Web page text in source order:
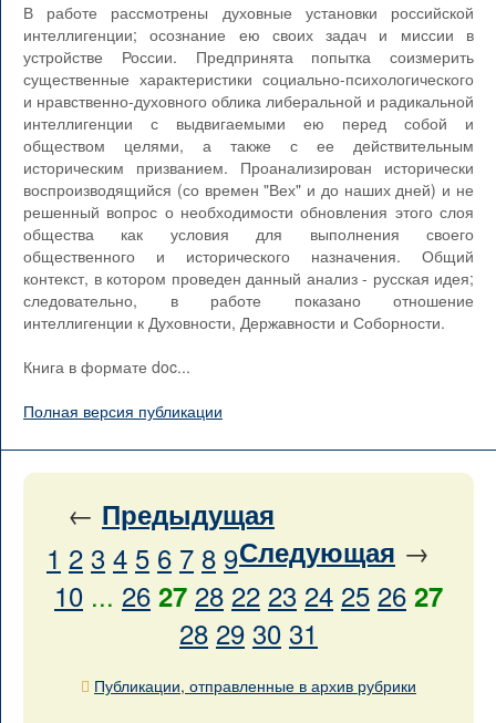
В работе рассмотрены духовные установки российской
интеллигенции; осознание ею своих задач и миссии в
устройстве России. Предпринята попытка соизмерить
существенные характеристики социально-психологического
и нравственно-духовного облика либеральной и радикальной
интеллигенции с выдвигаемыми ею перед собой и
обществом целями, а также с ее действительным
историческим призванием. Проанализирован исторически
воспроизводящийся (со времен "Вех" и до наших дней) и не
решенный вопрос о необходимости обновления этого слоя
общества как условия для выполнения своего
общественного и исторического назначения. Общий
контекст, в котором проведен данный анализ - русская идея;
следовательно, в работе показано отношение
интеллигенции к Духовности, Державности и Соборности.
Книга в формате doc...
Полная версия публикации
← Предыдущая
Следующая →
1 2 3 4 5 6 7 8 9
10 ... 26 27 28 22 23 24 25 26 27
28 29 30 31
Публикации, отправленные в архив рубрики